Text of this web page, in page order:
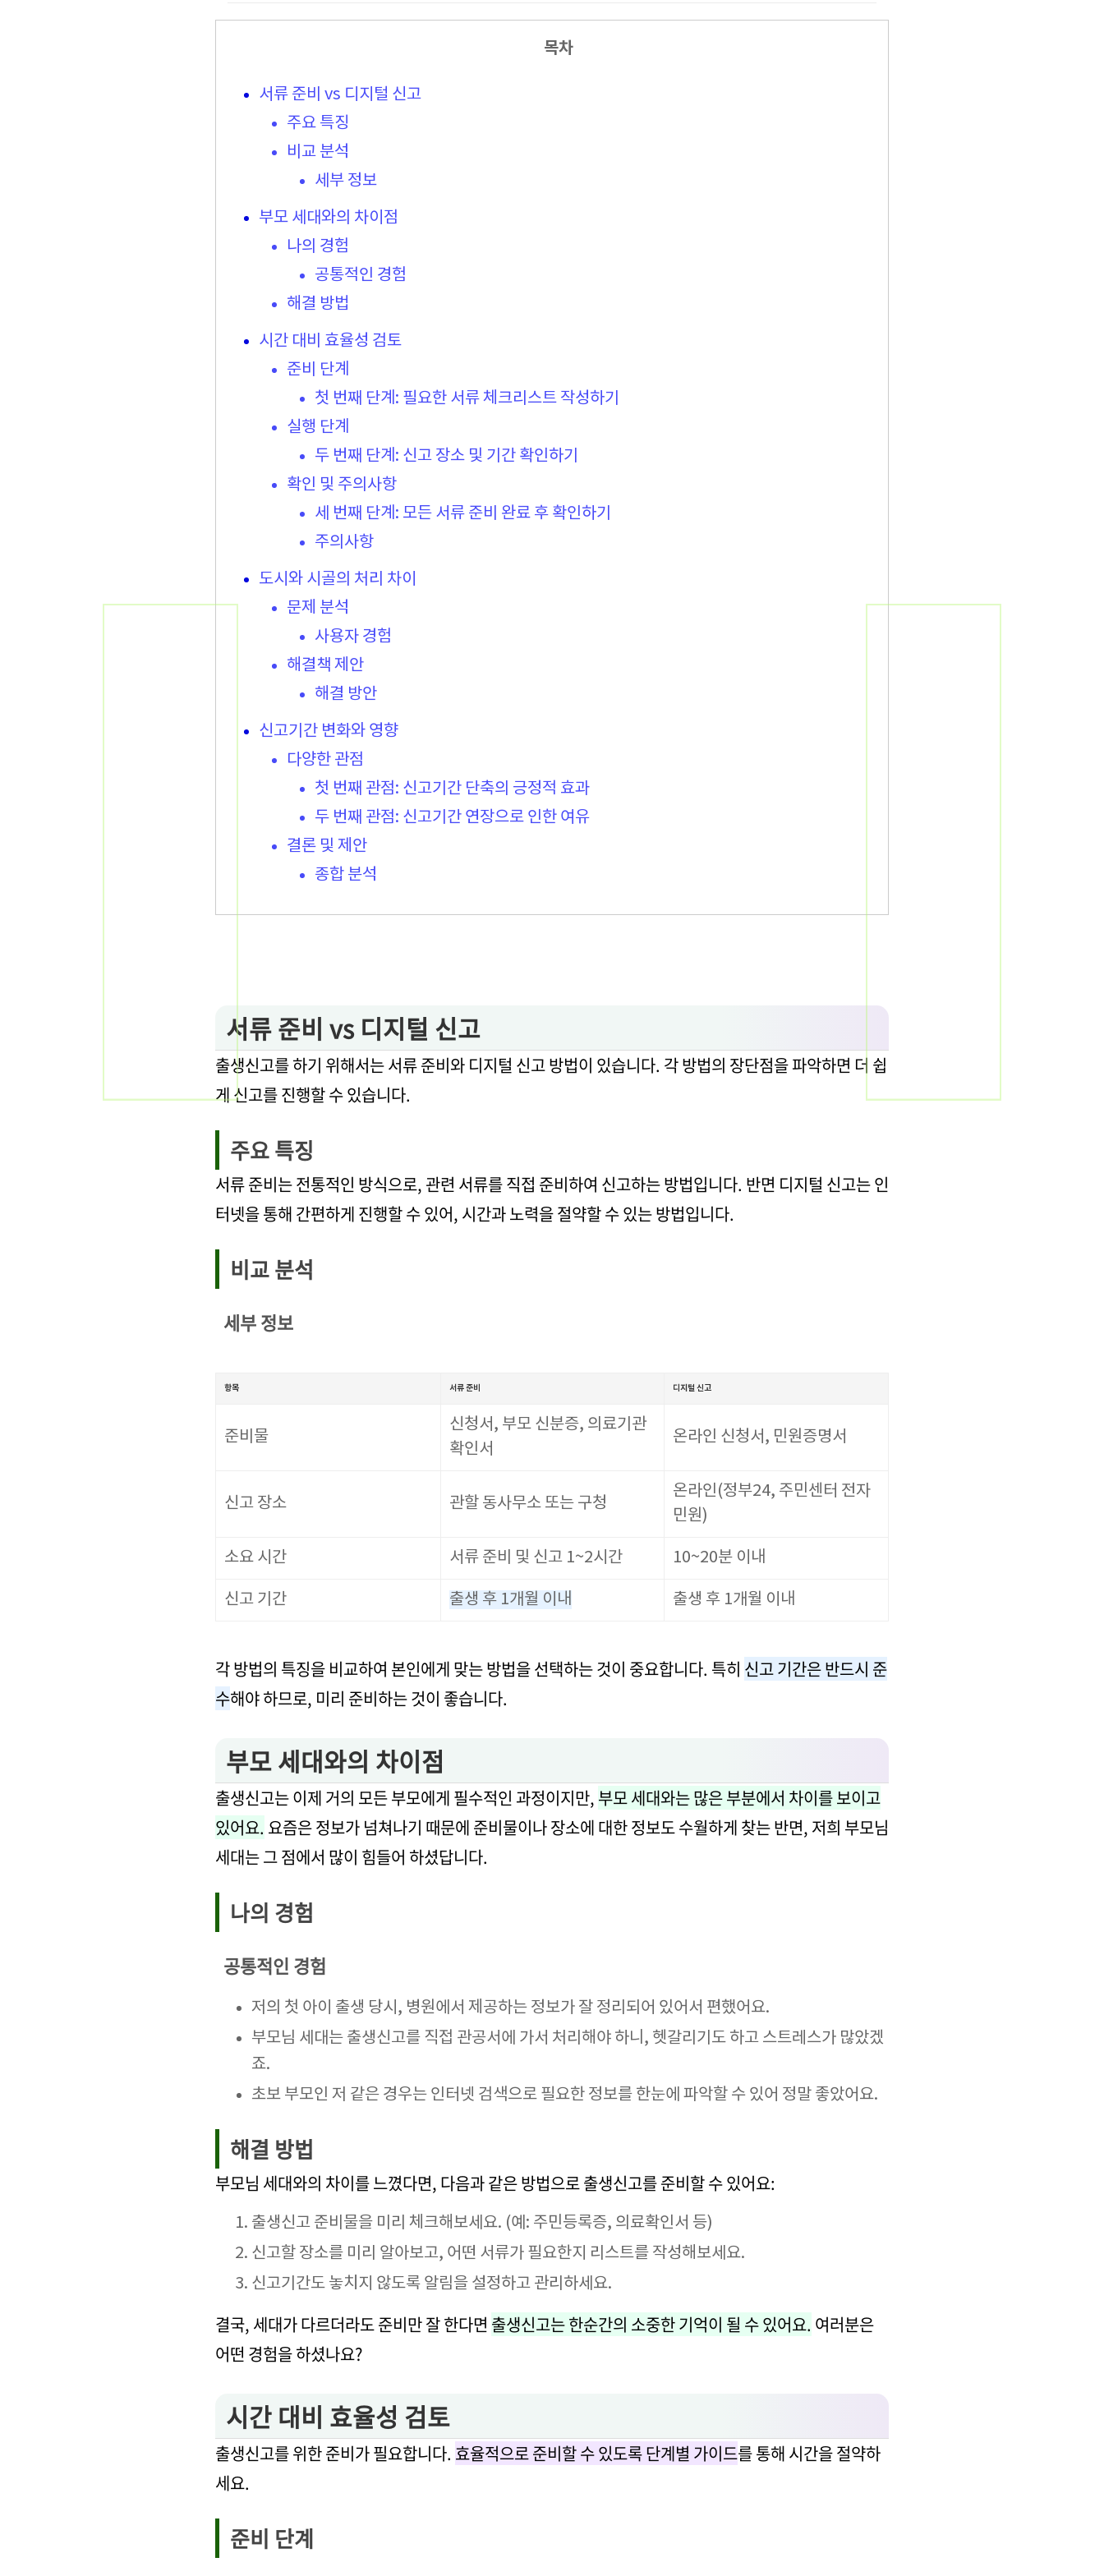
목차
서류 준비 vs 디지털 신고
주요 특징
비교 분석
세부 정보
부모 세대와의 차이점
나의 경험
공통적인 경험
해결 방법
시간 대비 효율성 검토
준비 단계
첫 번째 단계: 필요한 서류 체크리스트 작성하기
실행 단계
두 번째 단계: 신고 장소 및 기간 확인하기
확인 및 주의사항
세 번째 단계: 모든 서류 준비 완료 후 확인하기
주의사항
도시와 시골의 처리 차이
문제 분석
사용자 경험
해결책 제안
해결 방안
신고기간 변화와 영향
다양한 관점
첫 번째 관점: 신고기간 단축의 긍정적 효과
두 번째 관점: 신고기간 연장으로 인한 여유
결론 및 제안
종합 분석
서류 준비 vs 디지털 신고
출생신고를 하기 위해서는 서류 준비와 디지털 신고 방법이 있습니다. 각 방법의 장단점을 파악하면 더 쉽
게 신고를 진행할 수 있습니다.
주요 특징
서류 준비는 전통적인 방식으로, 관련 서류를 직접 준비하여 신고하는 방법입니다. 반면 디지털 신고는 인
터넷을 통해 간편하게 진행할 수 있어, 시간과 노력을 절약할 수 있는 방법입니다.
비교 분석
세부 정보
항목 서류 준비 디지털 신고
준비물
신청서, 부모 신분증, 의료기관
확인서
온라인 신청서, 민원증명서
신고 장소 관할 동사무소 또는 구청
온라인(정부24, 주민센터 전자
민원)
소요 시간 서류 준비 및 신고 1~2시간 10~20분 이내
신고 기간 출생 후 1개월 이내 출생 후 1개월 이내
각 방법의 특징을 비교하여 본인에게 맞는 방법을 선택하는 것이 중요합니다. 특히 신고 기간은 반드시 준
수해야 하므로, 미리 준비하는 것이 좋습니다.
부모 세대와의 차이점
출생신고는 이제 거의 모든 부모에게 필수적인 과정이지만, 부모 세대와는 많은 부분에서 차이를 보이고
있어요. 요즘은 정보가 넘쳐나기 때문에 준비물이나 장소에 대한 정보도 수월하게 찾는 반면, 저희 부모님
세대는 그 점에서 많이 힘들어 하셨답니다.
나의 경험
공통적인 경험
저의 첫 아이 출생 당시, 병원에서 제공하는 정보가 잘 정리되어 있어서 편했어요.
부모님 세대는 출생신고를 직접 관공서에 가서 처리해야 하니, 헷갈리기도 하고 스트레스가 많았겠
죠.
초보 부모인 저 같은 경우는 인터넷 검색으로 필요한 정보를 한눈에 파악할 수 있어 정말 좋았어요.
해결 방법
부모님 세대와의 차이를 느꼈다면, 다음과 같은 방법으로 출생신고를 준비할 수 있어요:
출생신고 준비물을 미리 체크해보세요. (예: 주민등록증, 의료확인서 등)
신고할 장소를 미리 알아보고, 어떤 서류가 필요한지 리스트를 작성해보세요.
신고기간도 놓치지 않도록 알림을 설정하고 관리하세요.
결국, 세대가 다르더라도 준비만 잘 한다면 출생신고는 한순간의 소중한 기억이 될 수 있어요. 여러분은
어떤 경험을 하셨나요?
시간 대비 효율성 검토
출생신고를 위한 준비가 필요합니다. 효율적으로 준비할 수 있도록 단계별 가이드를 통해 시간을 절약하
세요.
준비 단계